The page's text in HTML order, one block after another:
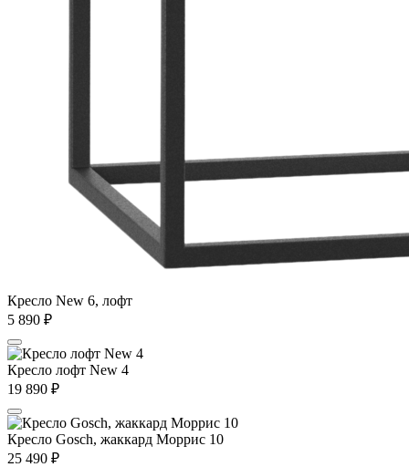
Кресло New 6, лофт
5 890 ₽
Кресло лофт New 4
19 890 ₽
Кресло Gosch, жаккард Моррис 10
25 490 ₽